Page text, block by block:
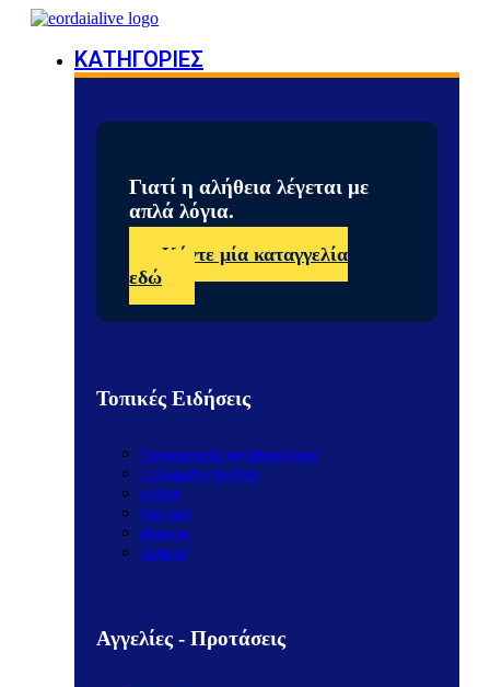
ΚΑΤΗΓΟΡΙΕΣ
Γιατί η αλήθεια λέγεται με
απλά λόγια.
Κάντε μία καταγγελία
εδώ
Τοπικές Ειδήσεις
Περιφέρεια Δυτικής Μακεδονίας
Πτολεμαΐδα / Εορδαία
Κοζάνη
Καστοριά
Φλώρινα
Γρεβενά
Αγγελίες - Προτάσεις